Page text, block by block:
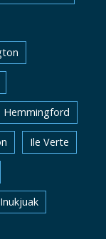
Hemmingford
Ile Verte
Inukjuak